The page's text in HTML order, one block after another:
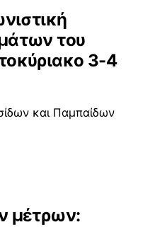
του
3-4
και Παμπαίδων
μέτρων: